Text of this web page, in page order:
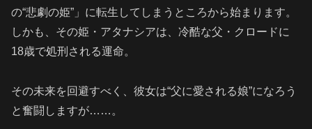
の“悲劇の姫”」に転生してしまうところから始まります。
しかも、その姫・アタナシアは、冷酷な父・クロードに
18歳で処刑される運命。
その未来を回避すべく、彼女は“父に愛される娘”になろう
と奮闘しますが……。